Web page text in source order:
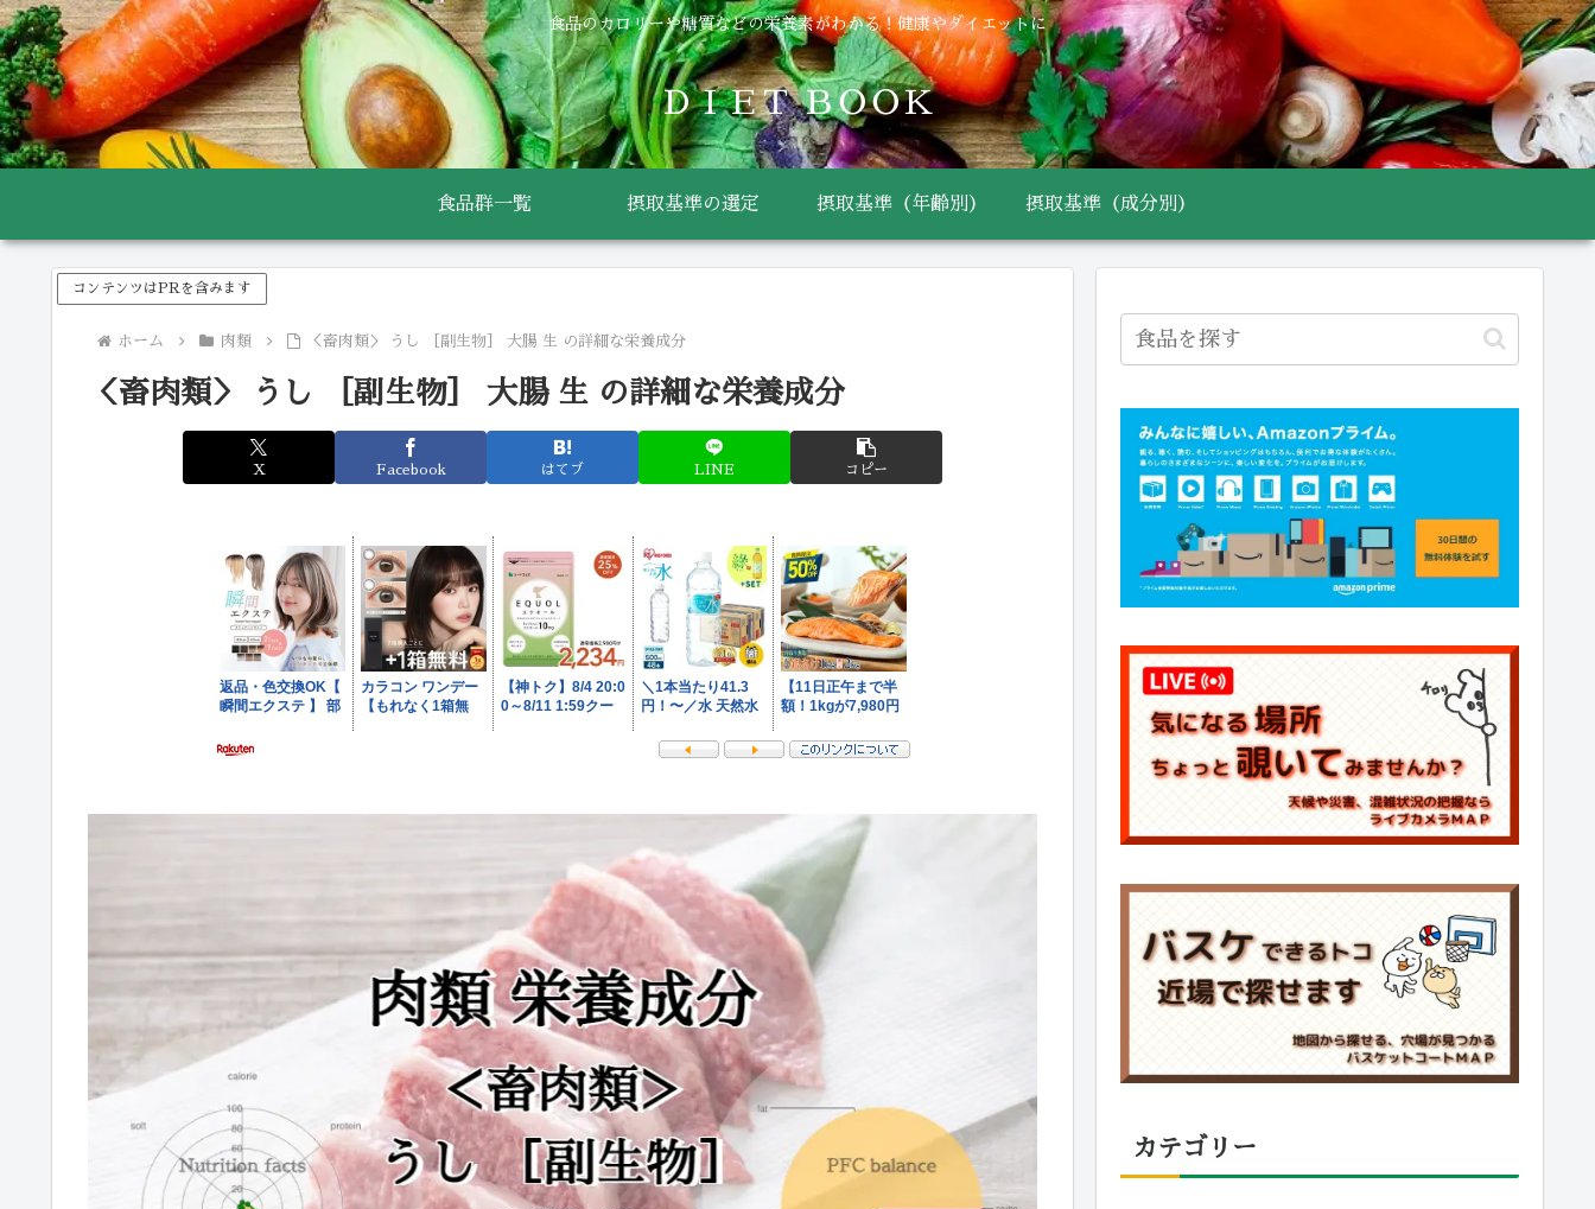
食品のカロリーや糖質などの栄養素がわかる！健康やダイエットに
ＤＩＥＴ ＢＯＯＫ
食品群一覧 摂取基準の選定 摂取基準（年齢別） 摂取基準（成分別）
コンテンツはPRを含みます
ホーム 肉類 ＜畜肉類＞ うし ［副生物］ 大腸 生 の詳細な栄養成分
＜畜肉類＞ うし ［副生物］ 大腸 生 の詳細な栄養成分
X Facebook はてブ LINE コピー
カテゴリー